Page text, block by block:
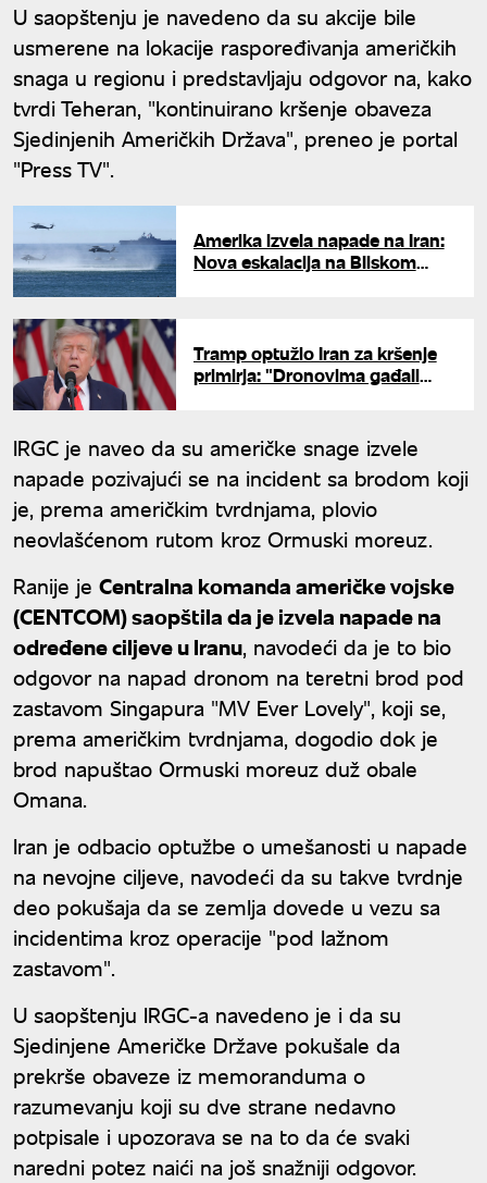
U saopštenju je navedeno da su akcije bile
usmerene na lokacije raspoređivanja američkih
snaga u regionu i predstavljaju odgovor na, kako
tvrdi Teheran, "kontinuirano kršenje obaveza
Sjedinjenih Američkih Država", preneo je portal
"Press TV".
Amerika izvela napade na Iran:
Nova eskalacija na Bliskom
Tramp optužio Iran za kršenje
primirja: "Dronovima gađali
IRGC je naveo da su američke snage izvele
napade pozivajući se na incident sa brodom koji
je, prema američkim tvrdnjama, plovio
neovlašćenom rutom kroz Ormuski moreuz.
Ranije je Centralna komanda američke vojske
(CENTCOM) saopštila da je izvela napade na
određene ciljeve u Iranu, navodeći da je to bio
odgovor na napad dronom na teretni brod pod
zastavom Singapura "MV Ever Lovely", koji se,
prema američkim tvrdnjama, dogodio dok je
brod napuštao Ormuski moreuz duž obale
Omana.
Iran je odbacio optužbe o umešanosti u napade
na nevojne ciljeve, navodeći da su takve tvrdnje
deo pokušaja da se zemlja dovede u vezu sa
incidentima kroz operacije "pod lažnom
zastavom".
U saopštenju IRGC-a navedeno je i da su
Sjedinjene Američke Države pokušale da
prekrše obaveze iz memoranduma o
razumevanju koji su dve strane nedavno
potpisale i upozorava se na to da će svaki
naredni potez naići na još snažniji odgovor.